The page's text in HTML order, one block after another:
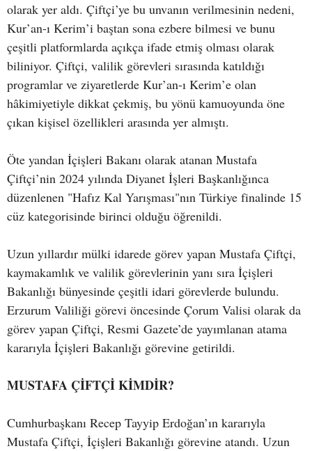
olarak yer aldı. Çiftçi’ye bu unvanın verilmesinin nedeni,
Kur’an-ı Kerim’i baştan sona ezbere bilmesi ve bunu
çeşitli platformlarda açıkça ifade etmiş olması olarak
biliniyor. Çiftçi, valilik görevleri sırasında katıldığı
programlar ve ziyaretlerde Kur’an-ı Kerim’e olan
hâkimiyetiyle dikkat çekmiş, bu yönü kamuoyunda öne
çıkan kişisel özellikleri arasında yer almıştı.
Öte yandan İçişleri Bakanı olarak atanan Mustafa
Çiftçi’nin 2024 yılında Diyanet İşleri Başkanlığınca
düzenlenen "Hafız Kal Yarışması"nın Türkiye finalinde 15
cüz kategorisinde birinci olduğu öğrenildi.
Uzun yıllardır mülki idarede görev yapan Mustafa Çiftçi,
kaymakamlık ve valilik görevlerinin yanı sıra İçişleri
Bakanlığı bünyesinde çeşitli idari görevlerde bulundu.
Erzurum Valiliği görevi öncesinde Çorum Valisi olarak da
görev yapan Çiftçi, Resmi Gazete’de yayımlanan atama
kararıyla İçişleri Bakanlığı görevine getirildi.
MUSTAFA ÇİFTÇİ KİMDİR?
Cumhurbaşkanı Recep Tayyip Erdoğan’ın kararıyla
Mustafa Çiftçi, İçişleri Bakanlığı görevine atandı. Uzun